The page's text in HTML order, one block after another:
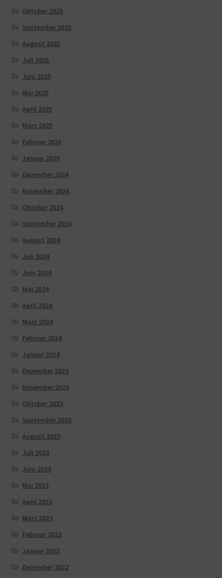
Oktober 2025
September 2025
August 2025
Juli 2025
Juni 2025
Mai 2025
April 2025
März 2025
Februar 2025
Januar 2025
Dezember 2024
November 2024
Oktober 2024
September 2024
August 2024
Juli 2024
Juni 2024
Mai 2024
April 2024
März 2024
Februar 2024
Januar 2024
Dezember 2023
November 2023
Oktober 2023
September 2023
August 2023
Juli 2023
Juni 2023
Mai 2023
April 2023
März 2023
Februar 2023
Januar 2023
Dezember 2022